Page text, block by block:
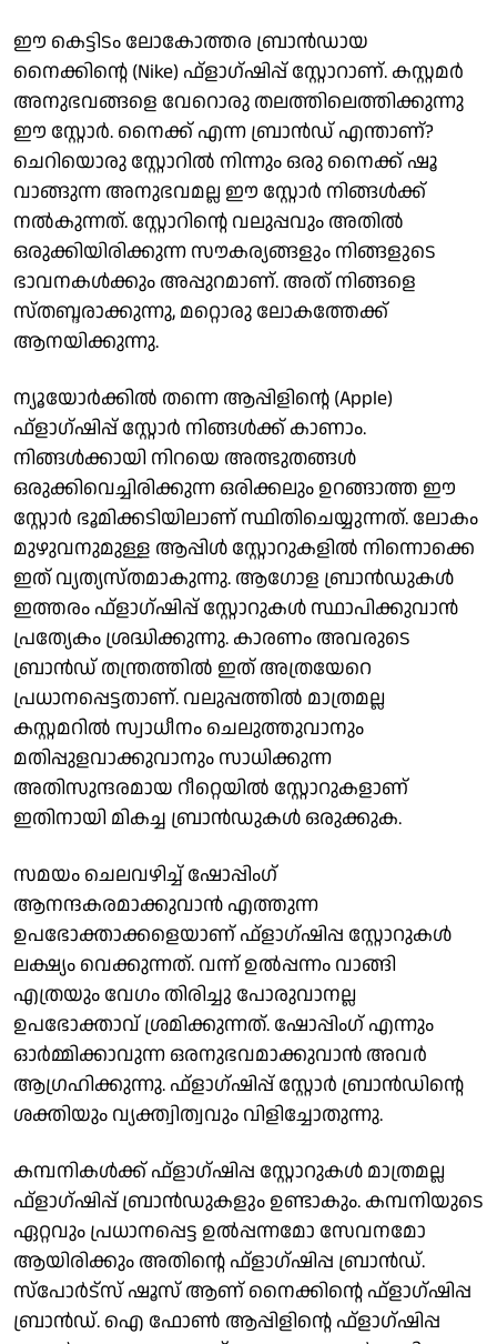
ഈ കെട്ടിടം ലോകോത്തര ബ്രാന്‍ഡായ
നൈക്കിന്റെ (Nike) ഫ്‌ളാഗ്ഷിപ്പ് സ്റ്റോറാണ്. കസ്റ്റമര്‍
അനുഭവങ്ങളെ വേറൊരു തലത്തിലെത്തിക്കുന്നു
ഈ സ്റ്റോര്‍. നൈക്ക് എന്ന ബ്രാന്‍ഡ് എന്താണ്?
ചെറിയൊരു സ്റ്റോറില്‍ നിന്നും ഒരു നൈക്ക് ഷൂ
വാങ്ങുന്ന അനുഭവമല്ല ഈ സ്റ്റോര്‍ നിങ്ങള്‍ക്ക്
നല്‍കുന്നത്. സ്റ്റോറിന്റെ വലുപ്പവും അതില്‍
ഒരുക്കിയിരിക്കുന്ന സൗകര്യങ്ങളും നിങ്ങളുടെ
ഭാവനകള്‍ക്കും അപ്പുറമാണ്. അത് നിങ്ങളെ
സ്തബ്ദരാക്കുന്നു, മറ്റൊരു ലോകത്തേക്ക്
ആനയിക്കുന്നു.
ന്യൂയോര്‍ക്കില്‍ തന്നെ ആപ്പിളിന്റെ (Apple)
ഫ്‌ളാഗ്ഷിപ്പ് സ്റ്റോര്‍ നിങ്ങള്‍ക്ക് കാണാം.
നിങ്ങള്‍ക്കായി നിറയെ അത്ഭുതങ്ങള്‍
ഒരുക്കിവെച്ചിരിക്കുന്ന ഒരിക്കലും ഉറങ്ങാത്ത ഈ
സ്റ്റോര്‍ ഭൂമിക്കടിയിലാണ് സ്ഥിതിചെയ്യുന്നത്. ലോകം
മുഴുവനുമുള്ള ആപ്പിള്‍ സ്റ്റോറുകളില്‍ നിന്നൊക്കെ
ഇത് വ്യത്യസ്തമാകുന്നു. ആഗോള ബ്രാന്‍ഡുകള്‍
ഇത്തരം ഫ്‌ളാഗ്ഷിപ്പ് സ്റ്റോറുകള്‍ സ്ഥാപിക്കുവാന്‍
പ്രത്യേകം ശ്രദ്ധിക്കുന്നു. കാരണം അവരുടെ
ബ്രാന്‍ഡ് തന്ത്രത്തില്‍ ഇത് അത്രയേറെ
പ്രധാനപ്പെട്ടതാണ്. വലുപ്പത്തില്‍ മാത്രമല്ല
കസ്റ്റമറില്‍ സ്വാധീനം ചെലുത്തുവാനും
മതിപ്പുളവാക്കുവാനും സാധിക്കുന്ന
അതിസുന്ദരമായ റീറ്റെയില്‍ സ്റ്റോറുകളാണ്
ഇതിനായി മികച്ച ബ്രാന്‍ഡുകള്‍ ഒരുക്കുക.
സമയം ചെലവഴിച്ച് ഷോപ്പിംഗ്
ആനന്ദകരമാക്കുവാന്‍ എത്തുന്ന
ഉപഭോക്താക്കളെയാണ് ഫ്‌ളാഗ്ഷിപ്പ സ്റ്റോറുകള്‍
ലക്ഷ്യം വെക്കുന്നത്. വന്ന് ഉല്‍പ്പന്നം വാങ്ങി
എത്രയും വേഗം തിരിച്ചു പോരുവാനല്ല
ഉപഭോക്താവ് ശ്രമിക്കുന്നത്. ഷോപ്പിംഗ് എന്നും
ഓര്‍മ്മിക്കാവുന്ന ഒരനുഭവമാക്കുവാന്‍ അവര്‍
ആഗ്രഹിക്കുന്നു. ഫ്‌ളാഗ്ഷിപ്പ് സ്റ്റോര്‍ ബ്രാന്‍ഡിന്റെ
ശക്തിയും വ്യക്ത്വിത്വവും വിളിച്ചോതുന്നു.
കമ്പനികള്‍ക്ക് ഫ്‌ളാഗ്ഷിപ്പ സ്റ്റോറുകള്‍ മാത്രമല്ല
ഫ്‌ളാഗ്ഷിപ്പ് ബ്രാന്‍ഡുകളും ഉണ്ടാകും. കമ്പനിയുടെ
ഏറ്റവും പ്രധാനപ്പെട്ട ഉല്‍പ്പന്നമോ സേവനമോ
ആയിരിക്കും അതിന്റെ ഫ്‌ളാഗ്ഷിപ്പ ബ്രാന്‍ഡ്.
സ്‌പോര്‍ട്‌സ് ഷൂസ് ആണ് നൈക്കിന്റെ ഫ്‌ളാഗ്ഷിപ്പ
ബ്രാന്‍ഡ്. ഐ ഫോണ്‍ ആപ്പിളിന്റെ ഫ്‌ളാഗ്ഷിപ്പ